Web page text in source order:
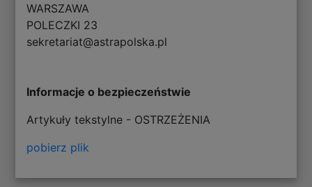
WARSZAWA
POLECZKI 23
sekretariat@astrapolska.pl
Informacje o bezpieczeństwie
Artykuły tekstylne - OSTRZEŻENIA
pobierz plik